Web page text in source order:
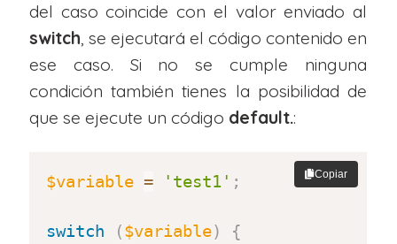
del caso coincide con el valor enviado al
switch, se ejecutará el código contenido en
ese caso. Si no se cumple ninguna
condición también tienes la posibilidad de
que se ejecute un código default.:
$variable = 'test1' ;
switch ($variable)
{
Copiar